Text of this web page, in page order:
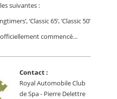
suivantes :
‘Classic 65’, ‘Classic 50’
commencé…
Contact :
Royal Automobile Club
de Spa - Pierre Delettre